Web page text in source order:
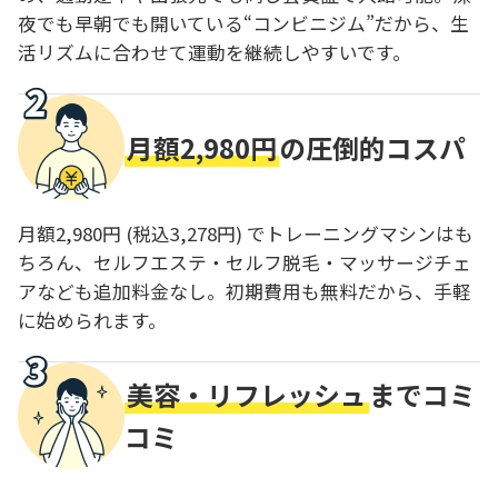
夜でも早朝でも開いている“コンビニジム”だから、生
活リズムに合わせて運動を継続しやすいです。
月額2,980円の圧倒的コスパ
月額2,980円 (税込3,278円) でトレーニングマシンはも
ちろん、セルフエステ・セルフ脱毛・マッサージチェ
アなども追加料金なし。初期費用も無料だから、手軽
に始められます。
美容・リフレッシュまでコミ
コミ